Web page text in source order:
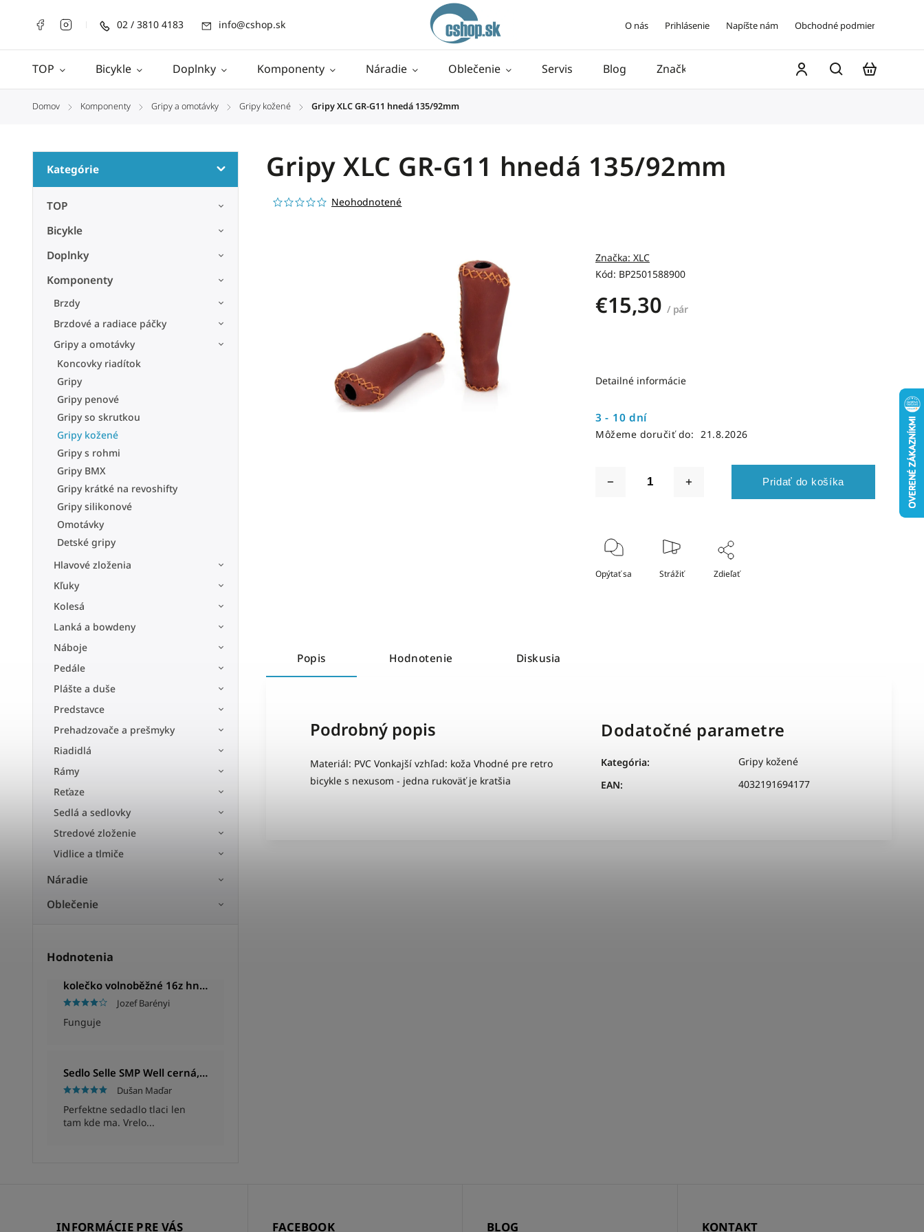
02 / 3810 4183 info@cshop.sk O nás Prihlásenie Napíšte nám Obchodné podmienky
TOP Bicykle Doplnky Komponenty Náradie Oblečenie Servis Blog Značky
Domov / Komponenty / Gripy a omotávky / Gripy kožené / Gripy XLC GR-G11 hnedá 135/92mm
Kategórie
TOP
Bicykle
Doplnky
Komponenty
Brzdy
Brzdové a radiace páčky
Gripy a omotávky
Koncovky riadítok
Gripy
Gripy penové
Gripy so skrutkou
Gripy kožené
Gripy s rohmi
Gripy BMX
Gripy krátké na revoshifty
Gripy silikonové
Omotávky
Detské gripy
Hlavové zloženia
Kľuky
Kolesá
Lanká a bowdeny
Náboje
Pedále
Plášte a duše
Predstavce
Prehadzovače a prešmyky
Riadidlá
Rámy
Reťaze
Sedlá a sedlovky
Stredové zloženie
Vidlice a tlmiče
Náradie
Oblečenie
Hodnotenia
kolečko volnoběžné 16z hnědé
Jozef Barényi
Funguje
Sedlo Selle SMP Well cerná, Unisex, 280x144mm, 280g
Dušan Maďar
Perfektne sedadlo tlaci len
tam kde ma. Vrelo...
Gripy XLC GR-G11 hnedá 135/92mm
Neohodnotené
Kód: BP2501588900
Značka: XLC
€15,30 / pár
3 - 10 dní
Môžeme doručiť do: 21.8.2026
Pridať do košíka
Detailné informácie
Opýtať sa Strážiť Zdieľať
Popis Hodnotenie Diskusia
Podrobný popis
Materiál: PVC Vonkajší vzhľad: koža Vhodné pre retro
bicykle s nexusom - jedna rukoväť je kratšia
Dodatočné parametre
Kategória:
Gripy kožené
EAN: 4032191694177
INFORMÁCIE PRE VÁS FACEBOOK BLOG KONTAKT